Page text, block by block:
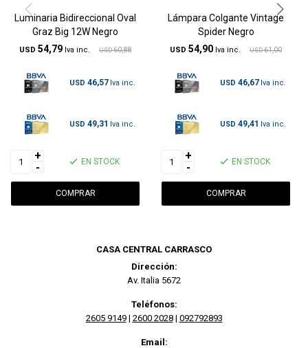
Luminaria Bidireccional Oval
Graz Big 12W Negro
USD 54,79 USD 60,88
USD 46,57
USD 49,31
+
-
EN STOCK
Lámpara Colgante Vintage
Spider Negro
USD 54,90 USD 61,00
USD 46,67
USD 49,41
+
-
EN STOCK
CASA CENTRAL CARRASCO
Dirección:
Av. Italia 5672
Teléfonos:
2605 9149| 2600 2028| 092792893
Email: